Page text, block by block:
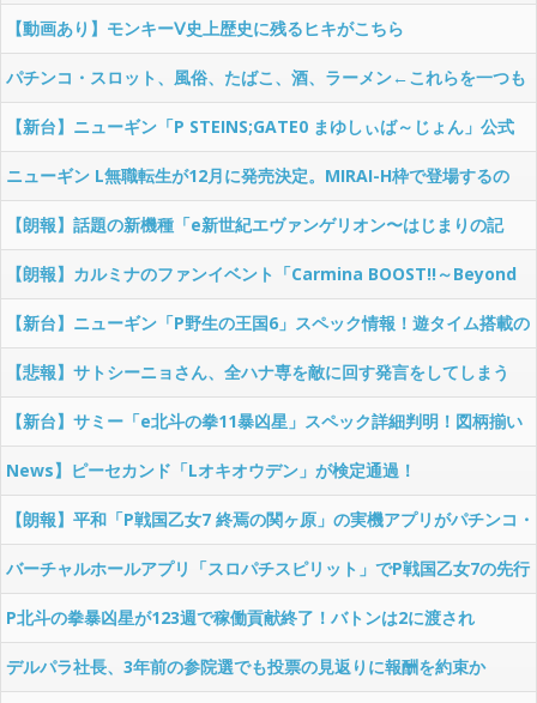
が【動画あり】モンキーⅤ史上歴史に残るヒキがこちら
パチンコ・スロット、風俗、たばこ、酒、ラーメン←これらを一つも
嗜まないやつｗｗｗ
【新台】ニューギン「P STEINS;GATE0 まゆしぃば～じょん」公式
HP公開！業界初のデカヘソ甘デジ、回る。跳べる。楽しめる！
ニューギン L無職転生が12月に発売決定。MIRAI-H枠で登場するの
か！？
【朗報】話題の新機種「e新世紀エヴァンゲリオン〜はじまりの記
憶〜」が大阪・関西万博にて初お披露目決定！特別映像も見られるら
しいぞｗｗｗ
【朗報】カルミナのファンイベント「Carmina BOOST!!～Beyond
the limit～」が10月19日に開催決定！プリナナ新作アニメに完成披
露上映、新台最速試打など
【新台】ニューギン「P野生の王国6」スペック情報！遊タイム搭載の
STタイプ！
【悲報】サトシーニョさん、全ハナ専を敵に回す発言をしてしまう
【新台】サミー「e北斗の拳11暴凶星」スペック詳細判明！図柄揃い
1/399、トータル突入約60％、右打ち中40％が4500、10％が6000発
のST10回+残保4回のショートSTタイプ
News】ピーセカンド「Lオキオウデン」が検定通過！
【朗報】平和「P戦国乙女7 終焉の関ヶ原」の実機アプリがパチンコ・
パチスロバーチャルホール・スロパチスピリットにて無料配信決定
バーチャルホールアプリ「スロパチスピリット」でP戦国乙女7の先行
無料配信が決定！アプリで乙女7が遊技できるのはスロスピだけ！
P北斗の拳暴凶星が123週で稼働貢献終了！バトンは2に渡され
た…！！
デルパラ社長、3年前の参院選でも投票の見返りに報酬を約束か